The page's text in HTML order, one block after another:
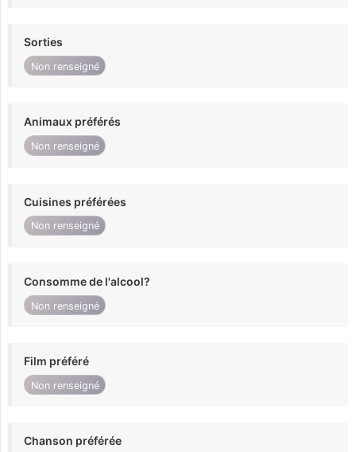
Sorties
Non renseigné
Animaux préférés
Non renseigné
Cuisines préférées
Non renseigné
Consomme de l'alcool?
Non renseigné
Film préféré
Non renseigné
Chanson préférée